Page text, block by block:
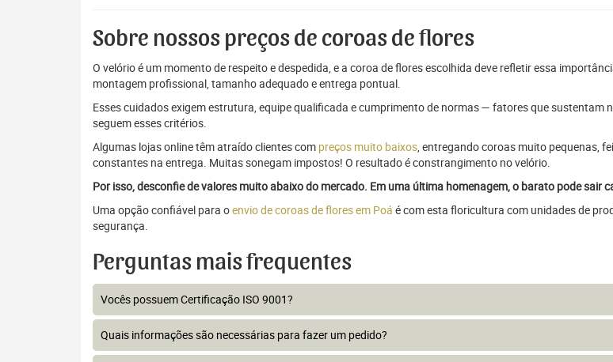
Sobre nossos preços de coroas de flores
O velório é um momento de respeito e despedida, e a coroa de flores escolhida deve refletir essa
montagem profissional, tamanho adequado e entrega pontual.
Esses cuidados exigem estrutura, equipe qualificada e cumprimento de normas — fatores que
seguem esses critérios.
Algumas lojas online têm atraído clientes com preços muito baixos, entregando coroas muito pequenas,
constantes na entrega. Muitas sonegam impostos! O resultado é constrangimento no velório.
Por isso, desconfie de valores muito abaixo do mercado. Em uma última homenagem, o barato pode sair
Uma opção confiável para oenvio de coroas de flores em Poá é com esta floricultura com unidades de
segurança.
Perguntas mais frequentes
Vocês possuem Certificação ISO 9001?
Quais informações são necessárias para fazer um pedido?